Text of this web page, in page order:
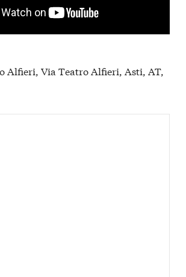
Alfieri, Via Teatro Alfieri, Asti, AT,